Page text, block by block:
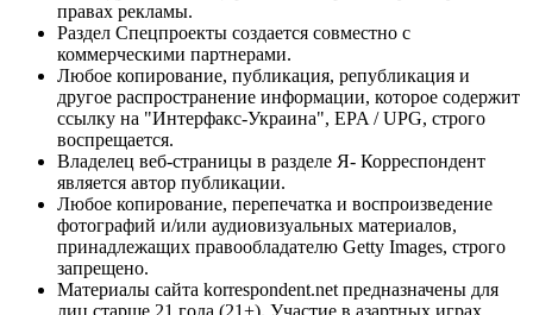
правах рекламы.
Раздел Спецпроекты создается совместно с
коммерческими партнерами.
Любое копирование, публикация, републикация и
другое распространение информации, которое содержит
ссылку на "Интерфакс-Украина", EPA / UPG, строго
воспрещается.
Владелец веб-страницы в разделе Я- Корреспондент
является автор публикации.
Любое копирование, перепечатка и воспроизведение
фотографий и/или аудиовизуальных материалов,
принадлежащих правообладателю Getty Images, строго
запрещено.
Материалы сайта korrespondent.net предназначены для
лиц старше 21 года (21+). Участие в азартных играх